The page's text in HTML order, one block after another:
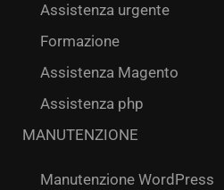
Assistenza urgente
Formazione
Assistenza Magento
Assistenza php
MANUTENZIONE
Manutenzione WordPress